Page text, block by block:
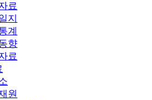
료
지
계
향
료
원